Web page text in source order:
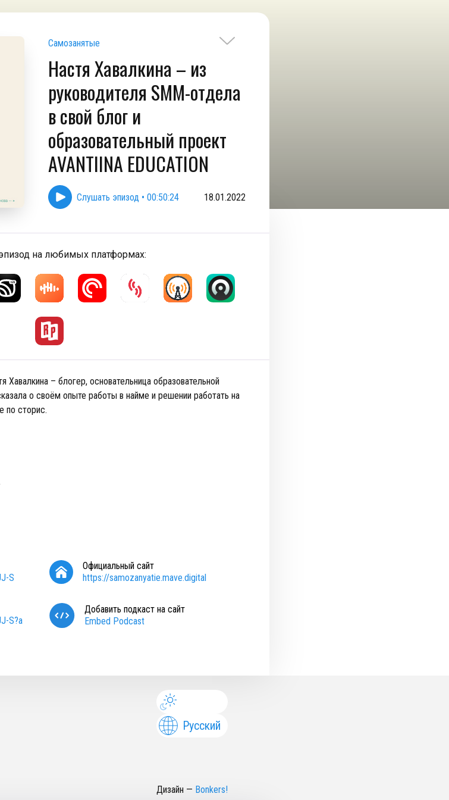
Самозанятые
Настя Хавалкина – из
руководителя SMM-отдела
в свой блог и
образовательный проект
AVANTIINA EDUCATION
Слушать эпизод • 00:50:24 18.01.2022
на любимых платформах:
– блогер, основательница образовательной
о своём опыте работы в найме и решении работать на
по сторис.
S
Официальный сайт
https://samozanyatie.mave.digital
S?a
Добавить подкаст на сайт
Embed Podcast
Русский
Дизайн — Bonkers!